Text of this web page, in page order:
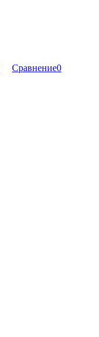
Сравнение0